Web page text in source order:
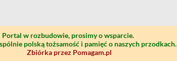
Portal w rozbudowie, prosimy o wsparcie.
polską tożsamość i pamięć o naszych przodkach.
Zbiórka przez Pomagam.pl